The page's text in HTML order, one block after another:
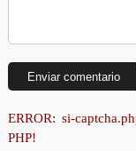
ERROR: si-
PHP!